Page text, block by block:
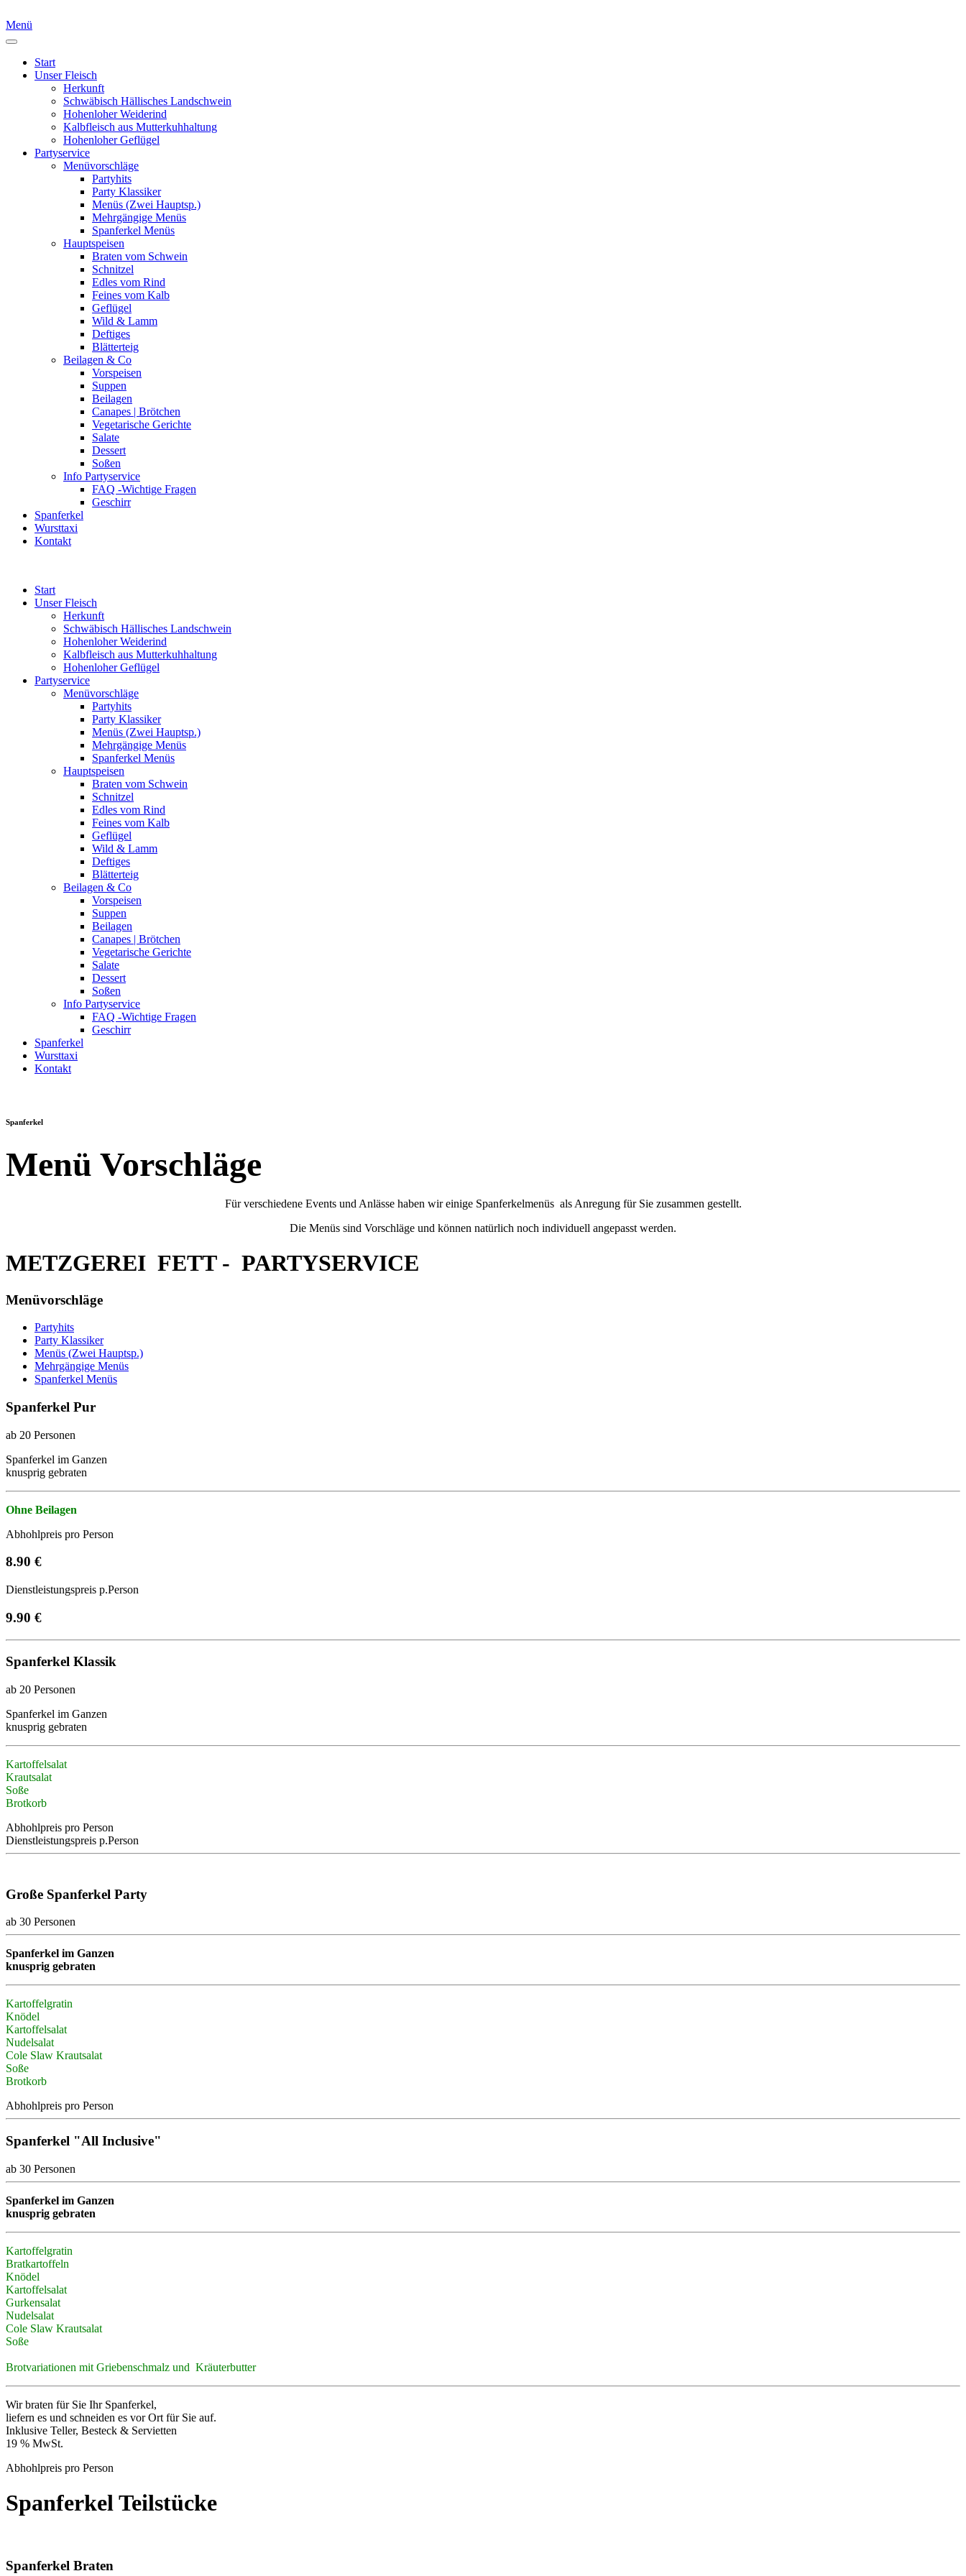
Menü
Start
Unser Fleisch
Herkunft
Schwäbisch Hällisches Landschwein
Hohenloher Weiderind
Kalbfleisch aus Mutterkuhhaltung
Hohenloher Geflügel
Partyservice
Menüvorschläge
Partyhits
Party Klassiker
Menüs (Zwei Hauptsp.)
Mehrgängige Menüs
Spanferkel Menüs
Hauptspeisen
Braten vom Schwein
Schnitzel
Edles vom Rind
Feines vom Kalb
Geflügel
Wild & Lamm
Deftiges
Blätterteig
Beilagen & Co
Vorspeisen
Suppen
Beilagen
Canapes | Brötchen
Vegetarische Gerichte
Salate
Dessert
Soßen
Info Partyservice
FAQ -Wichtige Fragen
Geschirr
Spanferkel
Wursttaxi
Kontakt
Start
Unser Fleisch
Herkunft
Schwäbisch Hällisches Landschwein
Hohenloher Weiderind
Kalbfleisch aus Mutterkuhhaltung
Hohenloher Geflügel
Partyservice
Menüvorschläge
Partyhits
Party Klassiker
Menüs (Zwei Hauptsp.)
Mehrgängige Menüs
Spanferkel Menüs
Hauptspeisen
Braten vom Schwein
Schnitzel
Edles vom Rind
Feines vom Kalb
Geflügel
Wild & Lamm
Deftiges
Blätterteig
Beilagen & Co
Vorspeisen
Suppen
Beilagen
Canapes | Brötchen
Vegetarische Gerichte
Salate
Dessert
Soßen
Info Partyservice
FAQ -Wichtige Fragen
Geschirr
Spanferkel
Wursttaxi
Kontakt
Spanferkel
Menü Vorschläge
Für verschiedene Events und Anlässe haben wir einige Spanferkelmenüs als Anregung für Sie zusammen gestellt.
Die Menüs sind Vorschläge und können natürlich noch individuell angepasst werden.
METZGEREI FETT- PARTYSERVICE
Menüvorschläge
Partyhits
Party Klassiker
Menüs (Zwei Hauptsp.)
Mehrgängige Menüs
Spanferkel Menüs
Spanferkel Pur
ab 20 Personen
Spanferkel im Ganzen
knusprig gebraten
Ohne Beilagen
Abhohlpreis pro Person
8.90 €
Dienstleistungspreis p.Person
9.90 €
Spanferkel Klassik
ab 20 Personen
Spanferkel im Ganzen
knusprig gebraten
Kartoffelsalat
Krautsalat
Soße
Brotkorb
Abhohlpreis pro Person
Dienstleistungspreis p.Person
Große Spanferkel Party
ab 30 Personen
Spanferkel im Ganzen
knusprig gebraten
Kartoffelgratin
Knödel
Kartoffelsalat
Nudelsalat
Cole Slaw Krautsalat
Soße
Brotkorb
Abhohlpreis pro Person
Spanferkel "All Inclusive"
ab 30 Personen
Spanferkel im Ganzen
knusprig gebraten
Kartoffelgratin
Bratkartoffeln
Knödel
Kartoffelsalat
Gurkensalat
Nudelsalat
Cole Slaw Krautsalat
Soße
Brotvariationen mit Griebenschmalz und Kräuterbutter
Wir braten für Sie Ihr Spanferkel,
liefern es und schneiden es vor Ort für Sie auf.
Inklusive Teller, Besteck & Servietten
19 % MwSt.
Abhohlpreis pro Person
Spanferkel Teilstücke
Spanferkel Braten